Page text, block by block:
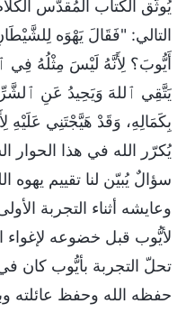
يُوثّق الكتاب المُقدّس
التالي: "فَقَالَ يَهْوَه
أَيُّوبَ؟ لِأَنَّهُ لَيْسَ مِثْلُهُ
يَتَّقِي ٱللهَ وَيَحِيدُ عَنِ
يُكرّر الله في هذا الحوار
سؤالٌ يُبيّن لنا تقييم يهوه
وعايشه أثناء التجربة
لأيُّوب قبل خضوعه لإغواء
تحلّ التجربة بأيُّوب كان
حفظه الله وحفظ عائلته